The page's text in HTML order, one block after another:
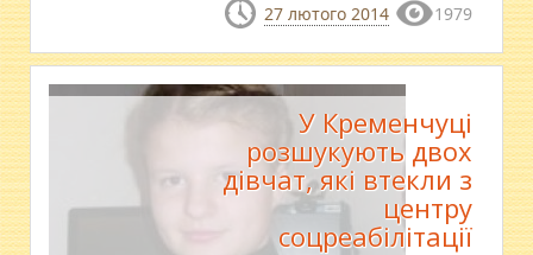
27 лютого 2014 1979
У Кременчуці
розшукують двох
дівчат, які втекли з
центру
соцреабілітації